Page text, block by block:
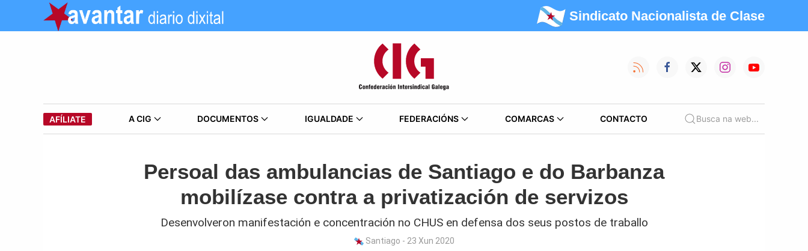
Sindicato Nacionalista de Clase
AFÍLIATE A CIG DOCUMENTOS IGUALDADE FEDERACIÓNS COMARCAS CONTACTO Busca na web...
Persoal das ambulancias de Santiago e do Barbanza
mobilízase contra a privatización de servizos
Desenvolveron manifestación e concentración no CHUS en defensa dos seus postos de traballo
Santiago - 23 Xun 2020